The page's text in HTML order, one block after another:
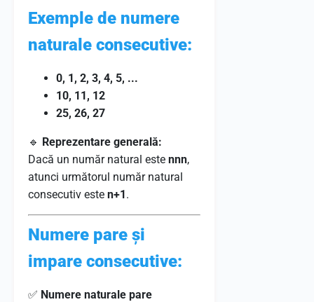
Exemple de numere
naturale consecutive:
0, 1, 2, 3, 4, 5, ...
10, 11, 12
25, 26, 27
🔹 Reprezentare generală:
Dacă un număr natural este nnn,
atunci următorul număr natural
consecutiv este n+1.
Numere pare și
impare consecutive:
✅ Numere naturale pare